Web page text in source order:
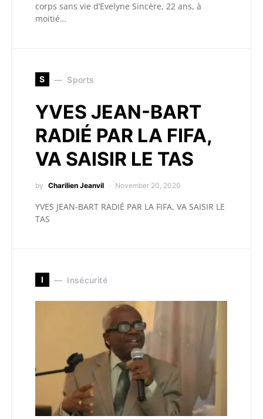
corps sans vie d’Evelyne Sincère, 22 ans, à
moitié…
S Sports
YVES JEAN-BART
RADIÉ PAR LA FIFA,
VA SAISIR LE TAS
by Charilien Jeanvil November 20, 2020
YVES JEAN-BART RADIÉ PAR LA FIFA, VA SAISIR LE
TAS
I Insécurité